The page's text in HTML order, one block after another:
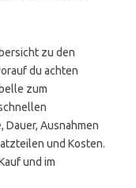
zu den
du achten
zum
Dauer, Ausnahmen
und Kosten.
und im